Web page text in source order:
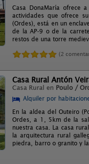
Casa DonaMaría ofrece
actividades que ofrece
(Ordes), está en un
de la AP-9 o de la
restos de una torre
(2
Casa Rural Antón
Casa Rural en Poulo /
Alquiler por
En la aldea del Outeiro
Ordes, a 1, 5km de la
nuestra casa. La casa
la arquitectura rural
piedra, barro o granito y